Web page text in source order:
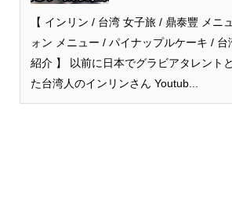
【 インリン / 台湾 女子旅 / 鼎泰豐 メニ
ォン メニュー / パイナップルケーキ / 台
紹介 】 以前に日本でグラビアタレント
た台湾人のインリンさん Youtub...